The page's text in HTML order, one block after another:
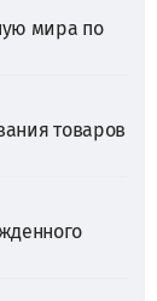
мира по
товаров